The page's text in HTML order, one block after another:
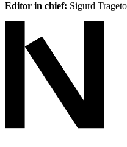
Editor in chief: Sigurd